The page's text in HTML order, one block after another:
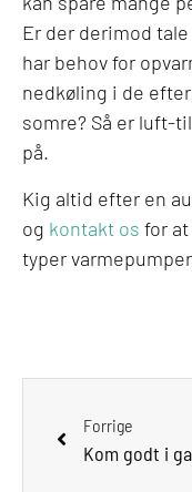
Er der derimod
har behov for
nedkøling i de
somre? Så er luft-
på.
Kig altid efter en
og kontakt os for
typer
Forrige